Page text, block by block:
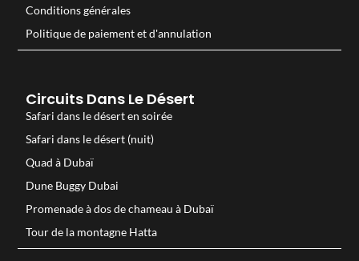
Conditions générales
Politique de paiement et d'annulation
Circuits Dans Le Désert
Safari dans le désert en soirée
Safari dans le désert (nuit)
Quad à Dubaï
Dune Buggy Dubai
Promenade à dos de chameau à Dubaï
Tour de la montagne Hatta